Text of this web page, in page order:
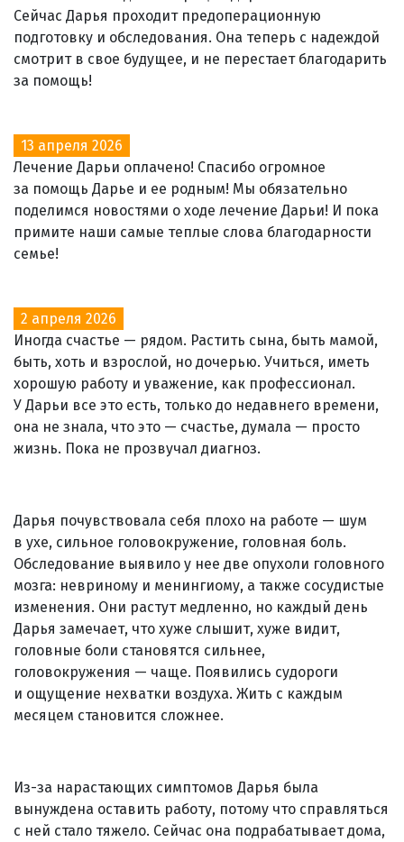
Сейчас Дарья проходит предоперационную
подготовку и обследования. Она теперь с надеждой
смотрит в свое будущее, и не перестает благодарить
за помощь!
13 апреля 2026
Лечение Дарьи оплачено! Спасибо огромное
за помощь Дарье и ее родным! Мы обязательно
поделимся новостями о ходе лечение Дарьи! И пока
примите наши самые теплые слова благодарности
семье!
2 апреля 2026
Иногда счастье — рядом. Растить сына, быть мамой,
быть, хоть и взрослой, но дочерью. Учиться, иметь
хорошую работу и уважение, как профессионал.
У Дарьи все это есть, только до недавнего времени,
она не знала, что это — счастье, думала — просто
жизнь. Пока не прозвучал диагноз.
Дарья почувствовала себя плохо на работе — шум
в ухе, сильное головокружение, головная боль.
Обследование выявило у нее две опухоли головного
мозга: невриному и менингиому, а также сосудистые
изменения. Они растут медленно, но каждый день
Дарья замечает, что хуже слышит, хуже видит,
головные боли становятся сильнее,
головокружения — чаще. Появились судороги
и ощущение нехватки воздуха. Жить с каждым
месяцем становится сложнее.
Из-за нарастающих симптомов Дарья была
вынуждена оставить работу, потому что справляться
с ней стало тяжело. Сейчас она подрабатывает дома,